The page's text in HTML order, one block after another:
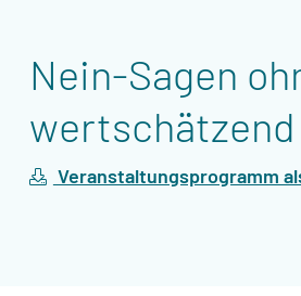
Nein-Sagen
wertschätzend
Veranstaltungsprogramm